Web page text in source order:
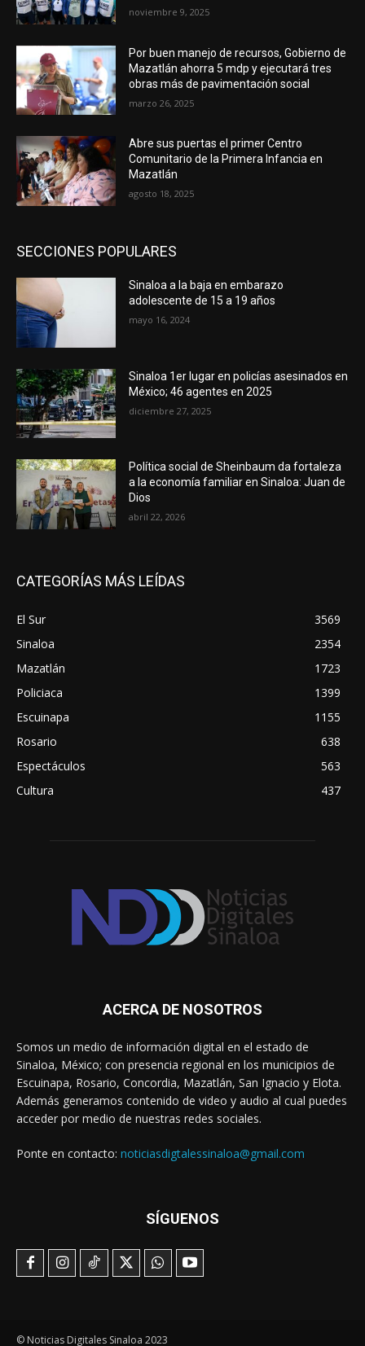
noviembre 9, 2025
Por buen manejo de recursos, Gobierno de
Mazatlán ahorra 5 mdp y ejecutará tres
obras más de pavimentación social
marzo 26, 2025
Abre sus puertas el primer Centro
Comunitario de la Primera Infancia en
Mazatlán
agosto 18, 2025
SECCIONES POPULARES
Sinaloa a la baja en embarazo
adolescente de 15 a 19 años
mayo 16, 2024
Sinaloa 1er lugar en policías asesinados en
México; 46 agentes en 2025
diciembre 27, 2025
Política social de Sheinbaum da fortaleza
a la economía familiar en Sinaloa: Juan de
Dios
abril 22, 2026
CATEGORÍAS MÁS LEÍDAS
El Sur
3569
Sinaloa
2354
Mazatlán
1723
Policiaca
1399
Escuinapa
1155
Rosario
638
Espectáculos
563
Cultura
437
ACERCA DE NOSOTROS
Somos un medio de información digital en el estado de
Sinaloa, México; con presencia regional en los municipios de
Escuinapa, Rosario, Concordia, Mazatlán, San Ignacio y Elota.
Además generamos contenido de video y audio al cual puedes
acceder por medio de nuestras redes sociales.
Ponte en contacto: noticiasdigtalessinaloa@gmail.com
SÍGUENOS
© Noticias Digitales Sinaloa 2023